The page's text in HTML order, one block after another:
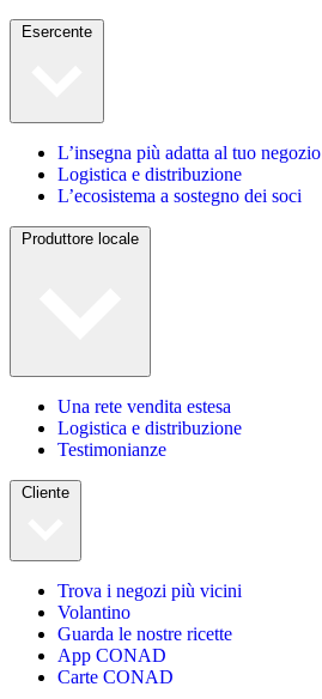
Esercente
L’insegna più adatta al tuo negozio
Logistica e distribuzione
L’ecosistema a sostegno dei soci
Produttore locale
Una rete vendita estesa
Logistica e distribuzione
Testimonianze
Cliente
Trova i negozi più vicini
Volantino
Guarda le nostre ricette
App CONAD
Carte CONAD